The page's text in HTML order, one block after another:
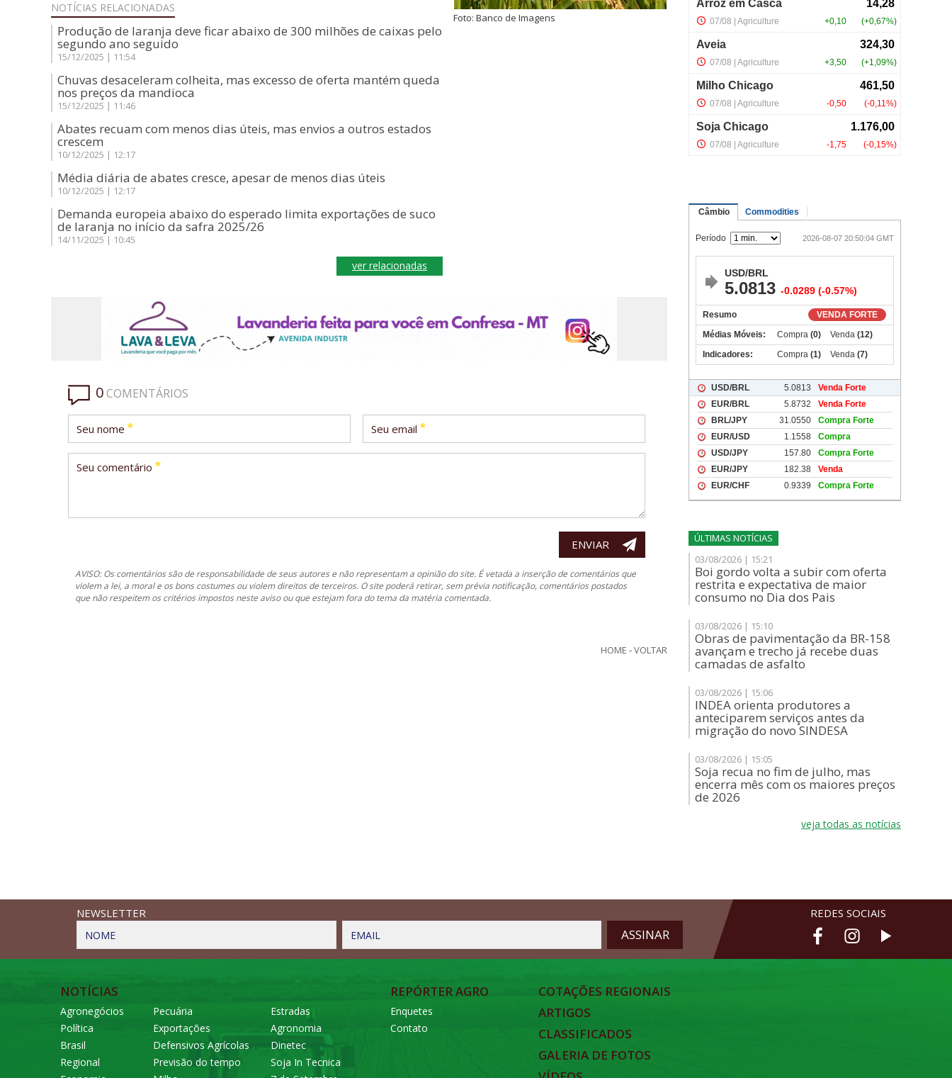
Foto: Banco de Imagens
NOTÍCIAS RELACIONADAS
Produção de laranja deve ficar abaixo de 300 milhões de caixas pelo
segundo ano seguido
15/12/2025 | 11:54
Chuvas desaceleram colheita, mas excesso de oferta mantém queda
nos preços da mandioca
15/12/2025 | 11:46
Abates recuam com menos dias úteis, mas envios a outros estados
crescem
10/12/2025 | 12:17
Média diária de abates cresce, apesar de menos dias úteis
10/12/2025 | 12:17
Demanda europeia abaixo do esperado limita exportações de suco
de laranja no início da safra 2025/26
14/11/2025 | 10:45
ver relacionadas
0COMENTÁRIOS
Seu nome * Seu email *
Seu comentário *
AVISO: Os comentários são de responsabilidade de seus autores e não representam a opinião do site. É vetada a inserção de comentários que
violem a lei, a moral e os bons costumes ou violem direitos de terceiros. O site poderá retirar, sem prévia notificação, comentários postados
que não respeitem os critérios impostos neste aviso ou que estejam fora do tema da matéria comentada.
HOME -VOLTAR
ÚLTIMAS NOTÍCIAS
03/08/2026 | 15:21
Boi gordo volta a subir com oferta
restrita e expectativa de maior
consumo no Dia dos Pais
03/08/2026 | 15:10
Obras de pavimentação da BR-158
avançam e trecho já recebe duas
camadas de asfalto
03/08/2026 | 15:06
INDEA orienta produtores a
anteciparem serviços antes da
migração do novo SINDESA
03/08/2026 | 15:05
Soja recua no fim de julho, mas
encerra mês com os maiores preços
de 2026
veja todas as notícias
REDES SOCIAIS
NEWSLETTER
NOME EMAIL
NOTÍCIAS
Agronegócios
Política
Brasil
Regional
Pecuária
Exportações
Defensivos Agrícolas
Previsão do tempo
Estradas
Agronomia
Dinetec
Soja In Tecnica
REPÓRTER AGRO
Enquetes
Contato
COTAÇÕES REGIONAIS
ARTIGOS
CLASSIFICADOS
GALERIA DE FOTOS